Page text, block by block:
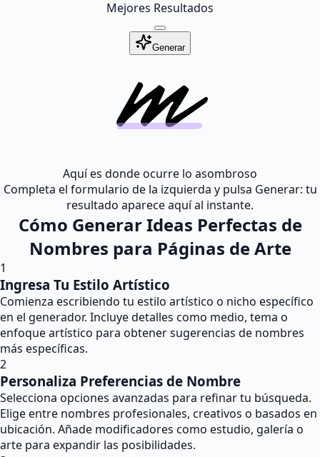
Mejores Resultados
Generar
Aquí es donde ocurre lo asombroso
Completa el formulario de la izquierda y pulsa Generar: tu
resultado aparece aquí al instante.
Cómo Generar Ideas Perfectas de
Nombres para Páginas de Arte
1
Ingresa Tu Estilo Artístico
Comienza escribiendo tu estilo artístico o nicho específico
en el generador. Incluye detalles como medio, tema o
enfoque artístico para obtener sugerencias de nombres
más específicas.
2
Personaliza Preferencias de Nombre
Selecciona opciones avanzadas para refinar tu búsqueda.
Elige entre nombres profesionales, creativos o basados en
ubicación. Añade modificadores como estudio, galería o
arte para expandir las posibilidades.